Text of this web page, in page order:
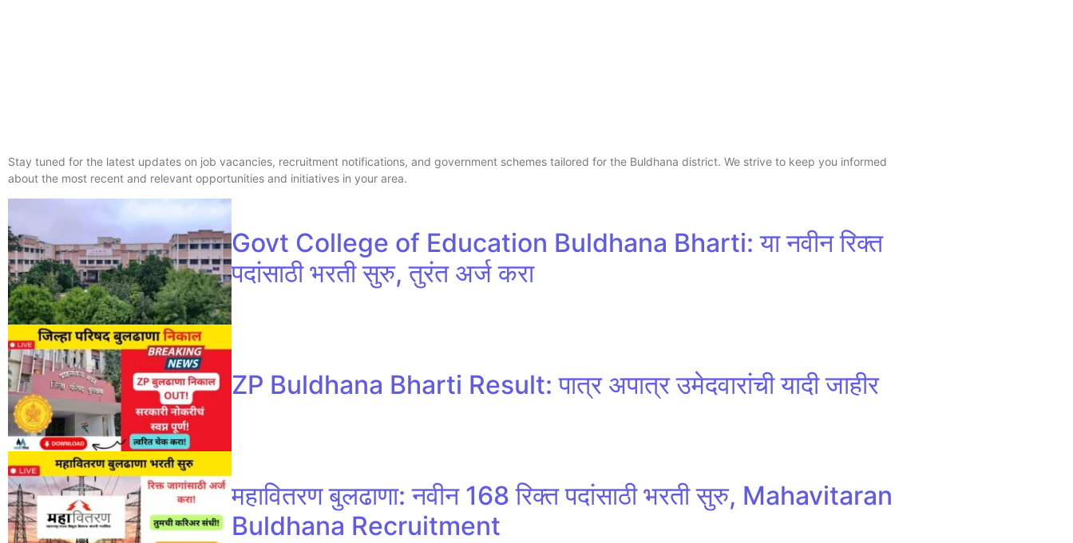
Stay tuned for the latest updates on job vacancies, recruitment notifications, and government schemes tailored for the Buldhana district. We strive to keep you informed
about the most recent and relevant opportunities and initiatives in your area.
Govt College of Education Buldhana Bharti: या नवीन रिक्त
पदांसाठी भरती सुरु, तुरंत अर्ज करा
ZP Buldhana Bharti Result: पात्र अपात्र उमेदवारांची यादी जाहीर
महावितरण बुलढाणा: नवीन 168 रिक्त पदांसाठी भरती सुरु, Mahavitaran
Buldhana Recruitment